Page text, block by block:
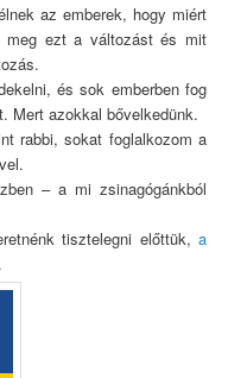
az emberek, hogy miért
ezt a változást és mit
és sok emberben fog
Mert azokkal bővelkedünk.
rabbi, sokat foglalkozom a
– a mi zsinagógánkból
tisztelegni előttük, a